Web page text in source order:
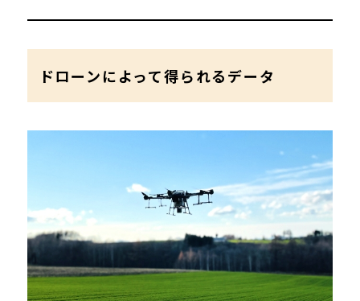
ドローンによって得られるデータ